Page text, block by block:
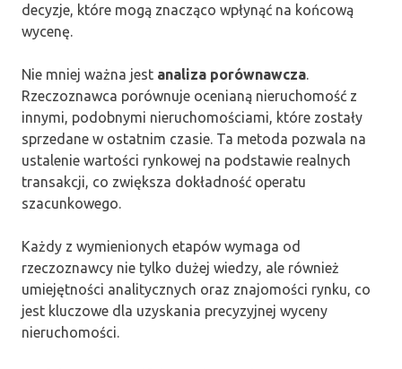
decyzje, które mogą znacząco wpłynąć na końcową
wycenę.
Nie mniej ważna jest analiza porównawcza.
Rzeczoznawca porównuje ocenianą nieruchomość z
innymi, podobnymi nieruchomościami, które zostały
sprzedane w ostatnim czasie. Ta metoda pozwala na
ustalenie wartości rynkowej na podstawie realnych
transakcji, co zwiększa dokładność operatu
szacunkowego.
Każdy z wymienionych etapów wymaga od
rzeczoznawcy nie tylko dużej wiedzy, ale również
umiejętności analitycznych oraz znajomości rynku, co
jest kluczowe dla uzyskania precyzyjnej wyceny
nieruchomości.